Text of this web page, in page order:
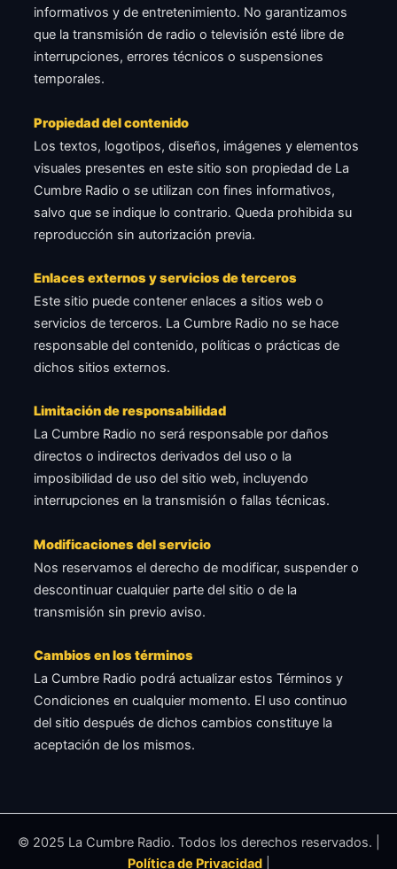
informativos y de entretenimiento. No garantizamos
que la transmisión de radio o televisión esté libre de
interrupciones, errores técnicos o suspensiones
temporales.
Propiedad del contenido
Los textos, logotipos, diseños, imágenes y elementos
visuales presentes en este sitio son propiedad de La
Cumbre Radio o se utilizan con fines informativos,
salvo que se indique lo contrario. Queda prohibida su
reproducción sin autorización previa.
Enlaces externos y servicios de terceros
Este sitio puede contener enlaces a sitios web o
servicios de terceros. La Cumbre Radio no se hace
responsable del contenido, políticas o prácticas de
dichos sitios externos.
Limitación de responsabilidad
La Cumbre Radio no será responsable por daños
directos o indirectos derivados del uso o la
imposibilidad de uso del sitio web, incluyendo
interrupciones en la transmisión o fallas técnicas.
Modificaciones del servicio
Nos reservamos el derecho de modificar, suspender o
descontinuar cualquier parte del sitio o de la
transmisión sin previo aviso.
Cambios en los términos
La Cumbre Radio podrá actualizar estos Términos y
Condiciones en cualquier momento. El uso continuo
del sitio después de dichos cambios constituye la
aceptación de los mismos.
© 2025 La Cumbre Radio. Todos los derechos reservados. |
Política de Privacidad|